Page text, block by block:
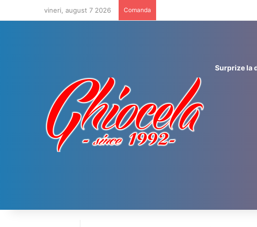
vineri, august 7 2026 Comanda
Surprize la